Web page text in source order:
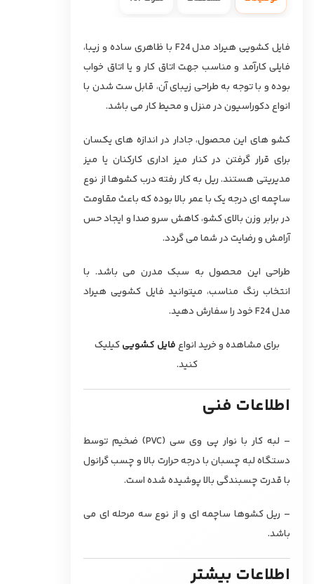
فایل کشویی هیراد مدل F24 با ظاهری ساده و زیبا،
فایلی کارآمد و مناسب جهت اتاق کار و یا اتاق خواب
بوده و با توجه به طراحی زیبای آن، قابل ست شدن با
انواع دکوراسیون در منزل و محیط کار می باشد.
کشو های این محصول، جادار در اندازه های یکسان
برای قرار گرفتن در کنار میز اداری کارکنان یا میز
مدیریتی هستند. ریل به کار رفته درب کشوها از نوع
ساچمه ای درجه یک با عمر بالا بوده که باعث مقاومت
در برابر وزن بالای کشو، کاهش سرو صدا و ایجاد حس
آرامش و رضایت در شما می گردد.
طراحی این محصول به سبک مدرن می باشد. با
انتخاب رنگ مناسب، میتوانید فایل کشویی هیراد
مدل F24 خود را سفارش دهید.
برای مشاهده و خرید انواعفایل کشوییکیلیک
کنید.
اطلاعات فنی
– لبه کار با نوار پی وی سی (PVC) ضخیم توسط
دستگاه لبه چسبان با درجه حرارت بالا و چسب گرانول
با قدرت چسبندگی بالا پوشیده شده است.
– ریل کشوها ساچمه ای و از نوع سه مرحله ای می
باشد.
اطلاعات بیشتر